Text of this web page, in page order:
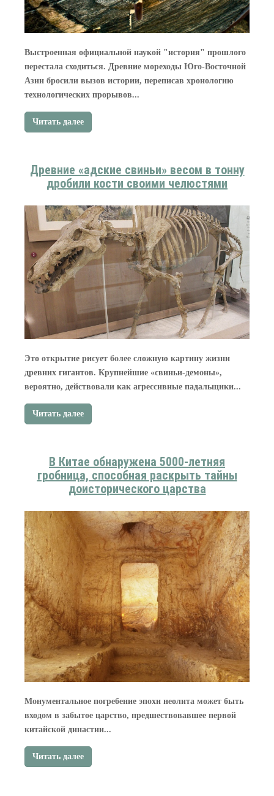
Выстроенная официальной наукой "история" прошлого
перестала сходиться. Древние мореходы Юго-Восточной
Азии бросили вызов истории, переписав хронологию
технологических прорывов...
Читать далее
Древние «адские свиньи» весом в тонну
дробили кости своими челюстями
Это открытие рисует более сложную картину жизни
древних гигантов. Крупнейшие «свиньи‑демоны»,
вероятно, действовали как агрессивные падальщики...
Читать далее
В Китае обнаружена 5000-летняя
гробница, способная раскрыть тайны
доисторического царства
Монументальное погребение эпохи неолита может быть
входом в забытое царство, предшествовавшее первой
китайской династии...
Читать далее